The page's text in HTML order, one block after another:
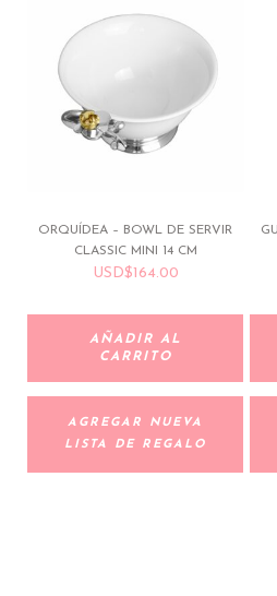
ORQUÍDEA – BOWL DE SERVIR
CLASSIC MINI 14 CM
USD$164.00
AÑADIR AL
CARRITO
AGREGAR NUEVA
LISTA DE REGALO